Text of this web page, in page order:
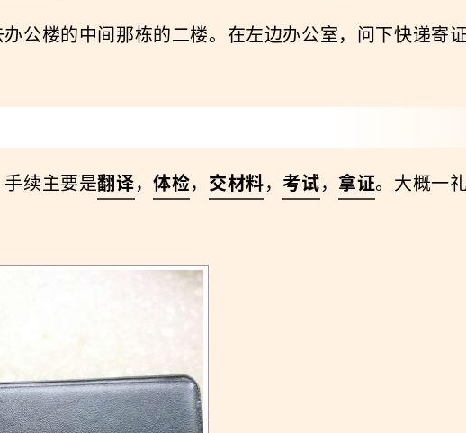
公楼的中间那栋的二楼。在左边办公室，问下快递寄
续主要是翻译，体检， 交材料，考试，拿证。大概一